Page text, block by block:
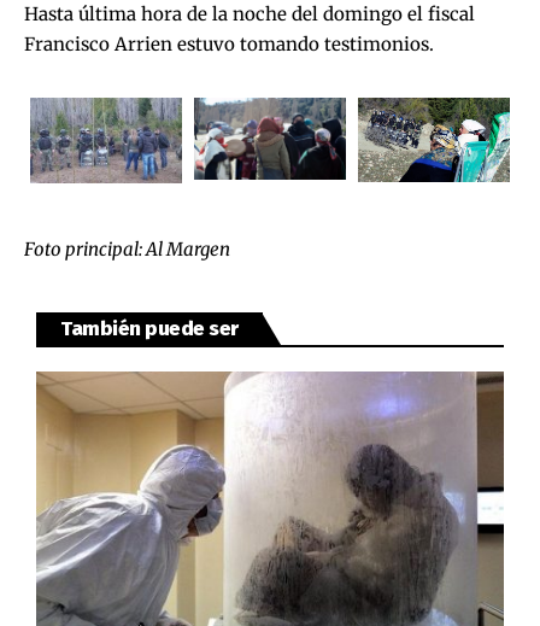
Hasta última hora de la noche del domingo el fiscal
Francisco Arrien estuvo tomando testimonios.
Foto principal: Al Margen
También puede ser